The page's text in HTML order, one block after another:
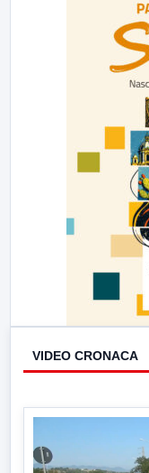
VIDEO CRONACA